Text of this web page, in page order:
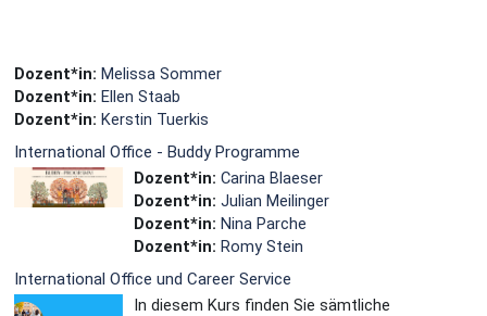
Dozent*in: Melissa Sommer
Dozent*in: Ellen Staab
Dozent*in: Kerstin Tuerkis
International Office - Buddy Programme
Dozent*in: Carina Blaeser
Dozent*in: Julian Meilinger
Dozent*in: Nina Parche
Dozent*in: Romy Stein
International Office und Career Service
In diesem Kurs finden Sie sämtliche